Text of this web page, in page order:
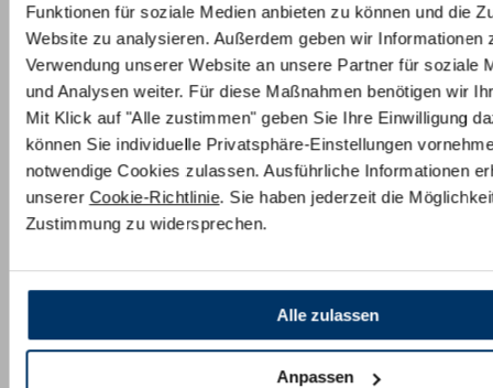
Funktionen für soziale Medien anbieten zu können und die
Website zu analysieren. Außerdem geben wir Informationen
Verwendung unserer Website an unsere Partner für soziale
und Analysen weiter. Für diese Maßnahmen benötigen wir
Mit Klick auf "Alle zustimmen" geben Sie Ihre Einwilligung
können Sie individuelle Privatsphäre-Einstellungen
notwendige Cookies zulassen. Ausführliche Informationen
unserer Cookie-Richtlinie. Sie haben jederzeit die
Zustimmung zu widersprechen.
Alle zulassen
Anpassen